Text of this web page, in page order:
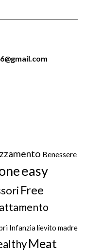
Benessere
easy
Free
Infanzialievito madre
Meat